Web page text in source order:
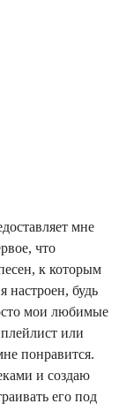
мне
что
к которым
настроен, будь
мои любимые
или
понравится.
и создаю
его под